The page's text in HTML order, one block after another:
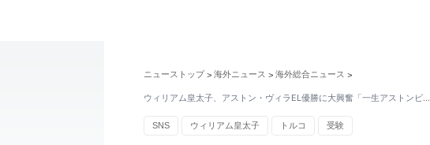
ニューストップ > 海外ニュース > 海外総合ニュース >
ウィリアム皇太子、アストン・ヴィラEL優勝に大興奮「一生アストンビ…
SNS ウィリアム皇太子 トルコ 受験